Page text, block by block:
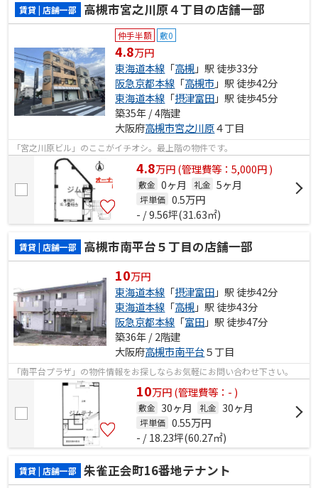
賃貸 | 店舗一部 高槻市宮之川原４丁目の店舗一部
仲手半額 敷0
4.8万円
東海道本線 「高槻」駅 徒歩33分
阪急京都本線 「高槻市 」駅 徒歩42分
東海道本線 「摂津富田」駅 徒歩45分
築35年 / 4階建
大阪府高槻市宮之川原４丁目
「宮之川原ビル」のここがイチオシ。最上階の物件です。
4.8万円(管理費等：5,000円 )
敷金 0ヶ月 礼金 5ヶ月
坪単価 0.5万円
- / 9.56坪(31.63㎡)
賃貸 | 店舗一部 高槻市南平台５丁目の店舗一部
10万円
東海道本線 「摂津富田」駅 徒歩42分
東海道本線 「高槻」駅 徒歩43分
阪急京都本線 「富田」駅 徒歩47分
築36年 / 2階建
大阪府高槻市南平台５丁目
「南平台プラザ」の物件情報をお探しならお気軽にお問い合わせ下さい。
10万円(管理費等：- )
敷金 30ヶ月 礼金 30ヶ月
坪単価 0.55万円
- / 18.23坪(60.27㎡)
賃貸 | 店舗一部 朱雀正会町16番地テナント